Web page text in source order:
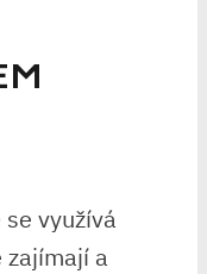
využívá
a